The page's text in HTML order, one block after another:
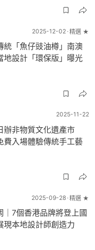
2025-12-02 精選 ★
統「魚仔豉油樽」南澳
設計「環保版」曝光
2025-11-22
辦非物質文化遺產市
入場體驗傳統手工藝
2025-09-28 精選 ★
｜7個香港品牌將登上國
現本地設計師創造力